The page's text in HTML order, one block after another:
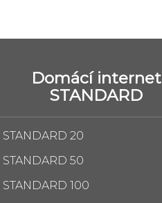
Domácí internet
STANDARD
STANDARD 20
STANDARD 50
STANDARD 100